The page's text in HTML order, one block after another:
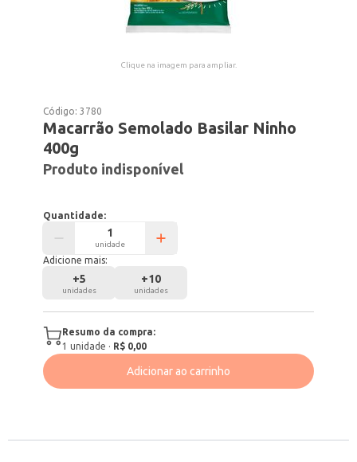
Clique na imagem para ampliar.
Código:3780
Macarrão Semolado Basilar Ninho
400g
Produto indisponível
Quantidade:
unidade
Adicione mais:
+5
unidades
+10
unidades
Resumo da compra:
1 unidade · R$ 0,00
Adicionar ao carrinho